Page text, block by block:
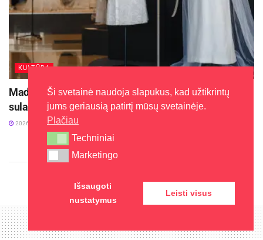
KULTŪRA
Mados istoriko Aleksandro Vasiljevo paroda Visagine
sulaukė didelio susidomėjimo
2026-08-03
Ši svetainė naudoja slapukus, kad užtikrintų
jums geriausią patirtį mūsų svetainėje.
Plačiau
Techniniai
Techniniai
Marketingo
Marketingo
Išsaugoti
nustatymus
Leisti visus